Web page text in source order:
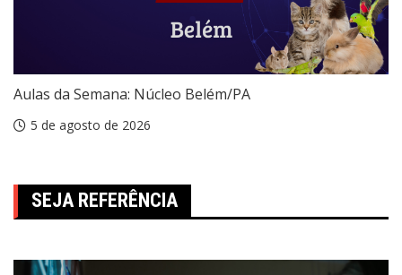
Aulas da Semana: Núcleo Belém/PA
5 de agosto de 2026
SEJA REFERÊNCIA